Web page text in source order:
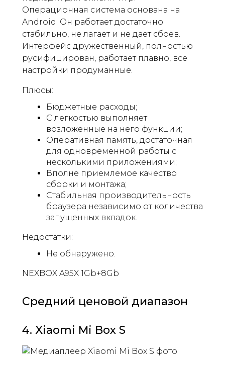
Операционная система основана на
Android. Он работает достаточно
стабильно, не лагает и не дает сбоев.
Интерфейс дружественный, полностью
русифицирован, работает плавно, все
настройки продуманные.
Плюсы:
Бюджетные расходы;
С легкостью выполняет
возложенные на него функции;
Оперативная память, достаточная
для одновременной работы с
несколькими приложениями;
Вполне приемлемое качество
сборки и монтажа;
Стабильная производительность
браузера независимо от количества
запущенных вкладок.
Недостатки:
Не обнаружено.
NEXBOX A95X 1Gb+8Gb
Средний ценовой диапазон
4. Xiaomi Mi Box S